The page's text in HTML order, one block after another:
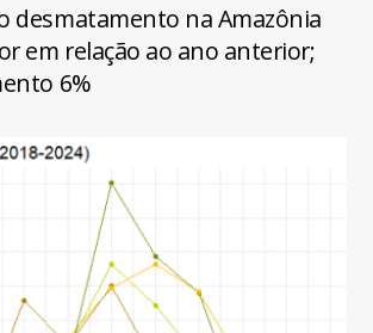
desmatamento na Amazônia
em relação ao ano anterior;
6%